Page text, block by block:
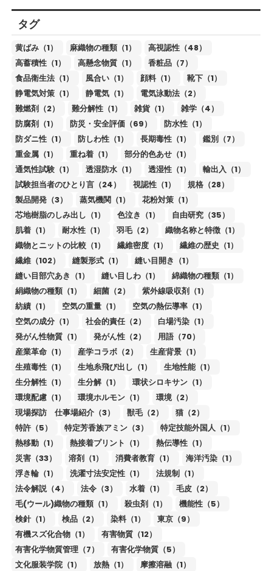
タグ
黄ばみ（1） 麻織物の種類（1）
高視認性（48）
高蓄積性（1）
高懸念物質（1）
香粧品（7）
食品衛生法（1）
風合い（1） 顔料（1）
靴下（1）
静電気対策（1）
静電気（1）
電気泳動法（2）
難燃剤（2）
難分解性（1） 雑貨（1）
雑学（4）
防腐剤（1）
防災・安全評価（69）
防水性（1）
防ダニ性（1）
防しわ性（1） 長期毒性（1）
鑑別（7）
重金属（1）
重ね着（1）
部分的色あせ（1）
通気性試験（1）
透湿防水（1） 透湿性（1）
輸出入（1）
試験担当者のひとり言（24）
視認性（1）
規格（28）
製品開発（3）
蒸気機関（1）
花粉対策（1）
芯地樹脂のしみ出し（1）
色泣き（1）
自由研究（35）
肌着（1）
耐水性（1） 羽毛（2）
織物名称と特徴（1）
織物とニットの比較（1）
繊維密度（1）
繊維の歴史（1）
繊維（102）
縫製形式（1）
縫い目開き（1）
縫い目部穴あき（1）
縫い目しわ（1）
綿織物の種類（1）
絹織物の種類（1）
細菌（2）
紫外線吸収剤（1）
紡績（1）
空気の重量（1）
空気の熱伝導率（1）
空気の成分（1）
社会的責任（2）
白場汚染（1）
発がん性物質（1）
発がん性（2）
用語（70）
産業革命（1）
産学コラボ（2）
生産背景（1）
生殖毒性（1）
生地糸飛び出し（1）
生地性能（1）
生分解性（1）
生分解（1）
環状シロキサン（1）
環境配慮（1）
環境ホルモン（1）
環境（2）
現場探訪 仕事場紹介（3）
獣毛（2）
猫（2）
特許（5）
特定芳香族アミン（3）
特定技能外国人（1）
熱移動（1）
熱接着プリント（1）
熱伝導性（1）
災害（33）
溶剤（1） 消費者教育（1）
海洋汚染（1）
浮き輪（1）
洗濯寸法安定性（1）
法規制（1）
法令解説（4）
法令（3） 水着（1）
毛皮（2）
毛(ウール)織物の種類（1）
殺虫剤（1）
機能性（5）
検針（1）
検品（2） 染料（1）
東京（9）
有機スズ化合物（1）
有害物質（12）
有害化学物質管理（7）
有害化学物質（5）
文化服装学院（1）
放熱（1）
摩擦溶融（1）